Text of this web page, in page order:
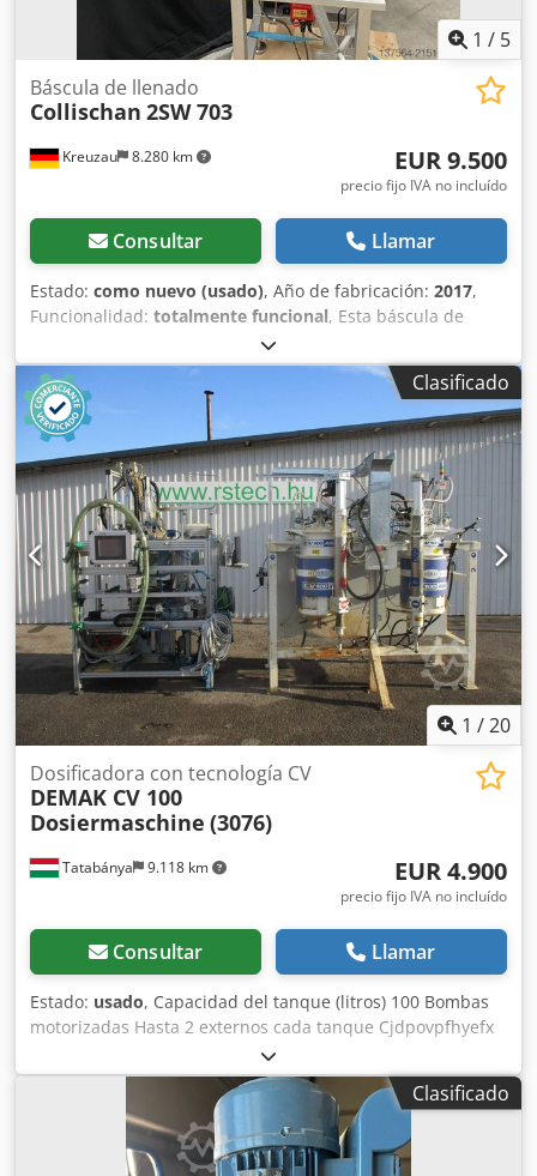
1 / 5
Kreuzau 8.280 km
Báscula de llenado
Collischan 2SW 703
EUR 9.500
precio fijo IVA no incluído
Consultar Llamar
Estado: como nuevo (usado), Año de fabricación: 2017,
Funcionalidad: totalmente funcional, Esta báscula de
llenado, controlada por microprocesador y completamente
automática, está diseñada para el pesaje y llenado de
polvos, granulados o materiales similares. Los envases que
se van a procesar se colocan manualmente debajo de la
estación de llenado. El producto se introduce a través de
una tolva de acero inoxidable con una capacidad de aprox.
20 litros y, mediante un conducto vibratorio, se transporta
hacia el área de pesaje. Una vez alcanzado el peso
preestablecido, la bandeja de carga se abre y el producto
se llena en el envase a través de un conducto de acero
inoxidable. Crodpfx Aleyux Tdjgof Datos técnicos: - Rango
de pesaje actual: 1–10 g - Resolución: desde 0,1 g -
Pantalla LC con guía para el operador - Control automático
de la velocidad del conducto - Estadísticas con contador,
valor medio y desviación estándar El rendimiento es de
hasta 15 ciclos de pesaje por minuto.
Clasificado
1 /20
Tatabánya 9.118 km
Dosificadora con tecnología CV
DEMAK CV 100
Dosiermaschine (3076)
EUR 4.900
precio fijo IVA no incluído
Consultar Llamar
Estado: usado, Capacidad del tanque (litros) 100 Bombas
motorizadas Hasta 2 externos cada tanque Cjdpovpfhyefx
Algsrf Rendimiento de dosificación Máx. 50 cc/seg. por
bomba Soporte técnico remoto
Clasificado